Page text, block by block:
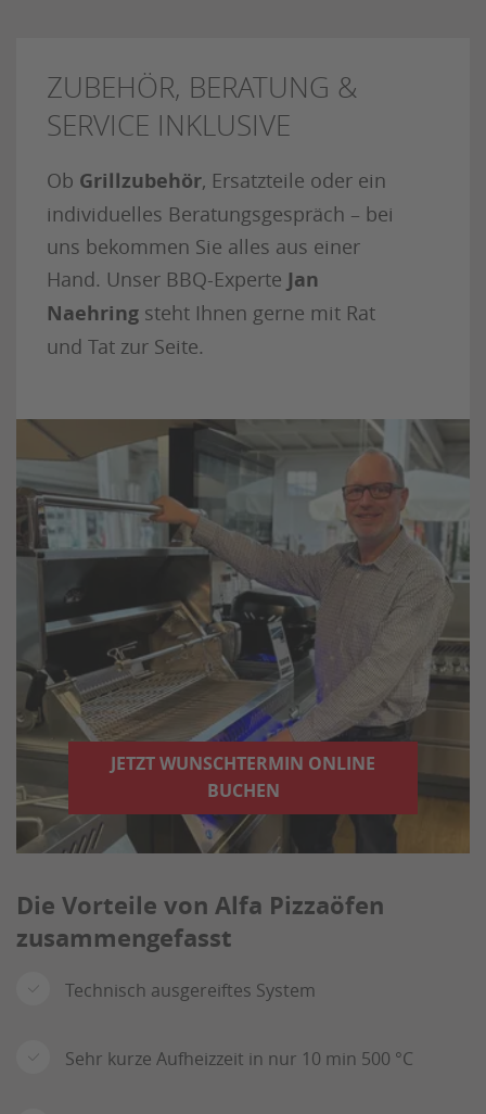
ZUBEHÖR, BERATUNG &
SERVICE INKLUSIVE
Ob Grillzubehör, Ersatzteile oder ein
individuelles Beratungsgespräch – bei
uns bekommen Sie alles aus einer
Hand. Unser BBQ-Experte Jan
Naehring steht Ihnen gerne mit Rat
und Tat zur Seite.
JETZT WUNSCHTERMIN ONLINE
BUCHEN
Die Vorteile von Alfa Pizzaöfen
zusammengefasst
Technisch ausgereiftes System
Sehr kurze Aufheizzeit in nur 10 min 500 °C